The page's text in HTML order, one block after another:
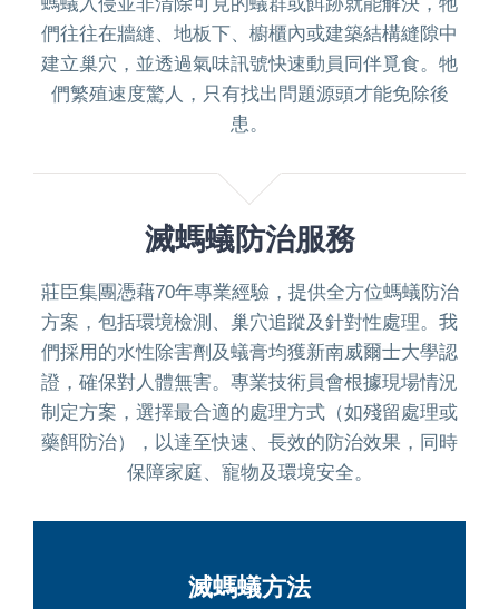
們往往在牆縫、地板下、櫥櫃內或建築結構縫隙中
建立巢穴，並透過氣味訊號快速動員同伴覓食。牠
們繁殖速度驚人，只有找出問題源頭才能免除後
患。
滅螞蟻防治服務
莊臣集團憑藉70年專業經驗，提供全方位螞蟻防治
方案，包括環境檢測、巢穴追蹤及針對性處理。我
們採用的水性除害劑及蟻膏均獲新南威爾士大學認
證，確保對人體無害。專業技術員會根據現場情況
制定方案，選擇最合適的處理方式（如殘留處理或
藥餌防治），以達至快速、長效的防治效果，同時
保障家庭、寵物及環境安全。
滅螞蟻方法